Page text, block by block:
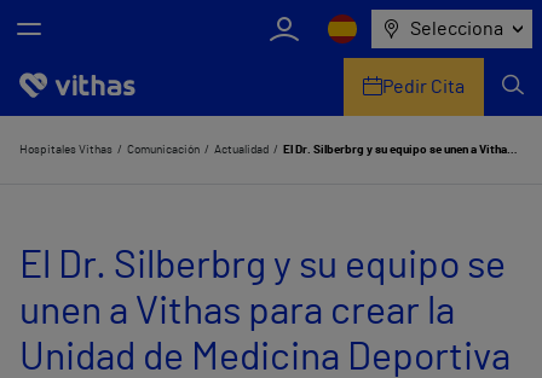
Selecciona
Nosotros
Servicios de salud
Equipo médico y asistencial
Pedir Cita
Hospitales Vithas Comunicación Actualidad El Dr. Silberbrg y su equipo se unen a Vithas para crear la Unidad de Medicina Deportiva y Traumatología de referencia
El Dr. Silberbrg y su equipo se
unen a Vithas para crear la
Unidad de Medicina Deportiva